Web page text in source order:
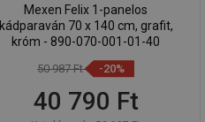
Mexen Felix 1-panelos
kádparaván 70 x 140 cm, grafit,
króm - 890-070-001-01-40
50 987 Ft -20%
40 790 Ft